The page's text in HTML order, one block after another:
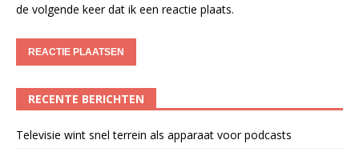
de volgende keer dat ik een reactie plaats.
RECENTE BERICHTEN
Televisie wint snel terrein als apparaat voor podcasts